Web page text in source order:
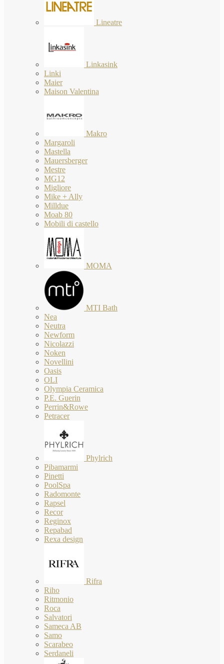
Lineatre
Linkasink
Linki
Maier
Maison Valentina
Makro
Margaroli
Mastella
Mauersberger
Mestre
MG12
Migliore
Mike + Ally
Milldue
Moab 80
Mobili di castello
MOMA
MTI Bath
Nea
Neutra
Newform
Nicolazzi
Noken
Novellini
Oasis
OLI
Olympia Ceramica
P.E. Guerin
Perrin&Rowe
Petracer
Phylrich
Pibamarmi
Pinetti
PoolSpa
Radomonte
Rapsel
Recor
Reginox
Repabad
Rexa design
Rifra
Riho
Ritmonio
Roca
Salvatori
Sameca AB
Samo
Scarabeo
Serdaneli